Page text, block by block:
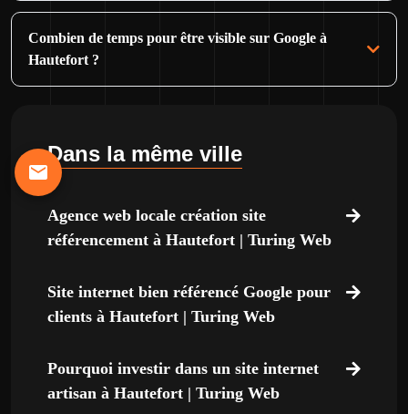
Combien de temps pour être visible sur Google à
Hautefort ?
Dans la même ville
Agence web locale création site
référencement à Hautefort | Turing Web
Site internet bien référencé Google pour
clients à Hautefort | Turing Web
Pourquoi investir dans un site internet
artisan à Hautefort | Turing Web